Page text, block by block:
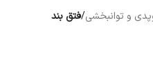
و توانبخشی/فتق بند